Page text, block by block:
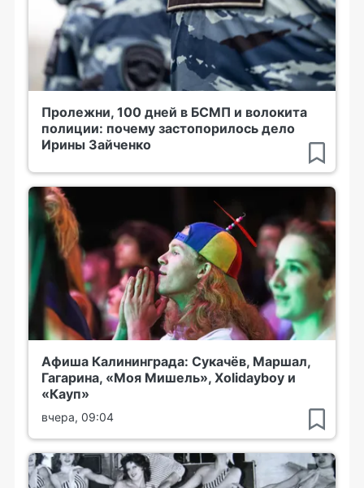
Пролежни, 100 дней в БСМП и волокита
полиции: почему застопорилось дело
Ирины Зайченко
Афиша Калининграда: Сукачёв, Маршал,
Гагарина, «Моя Мишель», Xolidayboy и
«Кауп»
вчера, 09:04